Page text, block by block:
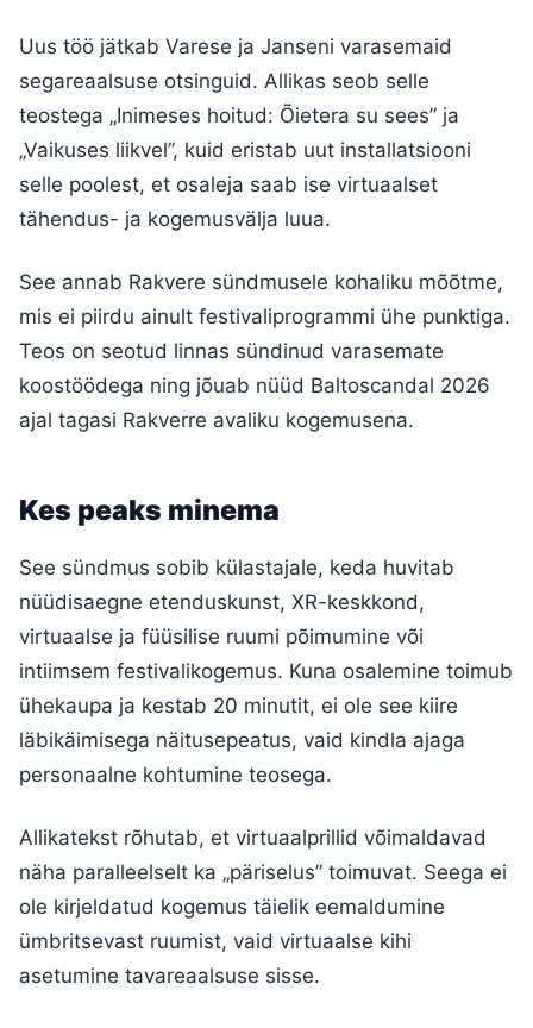
Uus töö jätkab Varese ja Janseni varasemaid
segareaalsuse otsinguid. Allikas seob selle
teostega „Inimeses hoitud: Õietera su sees” ja
„Vaikuses liikvel”, kuid eristab uut installatsiooni
selle poolest, et osaleja saab ise virtuaalset
tähendus- ja kogemusvälja luua.
See annab Rakvere sündmusele kohaliku mõõtme,
mis ei piirdu ainult festivaliprogrammi ühe punktiga.
Teos on seotud linnas sündinud varasemate
koostöödega ning jõuab nüüd Baltoscandal 2026
ajal tagasi Rakverre avaliku kogemusena.
Kes peaks minema
See sündmus sobib külastajale, keda huvitab
nüüdisaegne etenduskunst, XR-keskkond,
virtuaalse ja füüsilise ruumi põimumine või
intiimsem festivalikogemus. Kuna osalemine toimub
ühekaupa ja kestab 20 minutit, ei ole see kiire
läbikäimisega näitusepeatus, vaid kindla ajaga
personaalne kohtumine teosega.
Allikatekst rõhutab, et virtuaalprillid võimaldavad
näha paralleelselt ka „päriselus” toimuvat. Seega ei
ole kirjeldatud kogemus täielik eemaldumine
ümbritsevast ruumist, vaid virtuaalse kihi
asetumine tavareaalsuse sisse.